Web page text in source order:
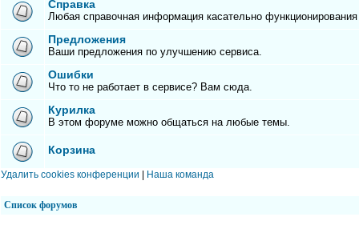
Справка
Любая справочная информация касательно
Предложения
Ваши предложения по улучшению сервиса.
Ошибки
Что то не работает в сервисе? Вам сюда.
Курилка
В этом форуме можно общаться на любые темы.
Корзина
Удалить cookies конференции Наша команда
Список форумов